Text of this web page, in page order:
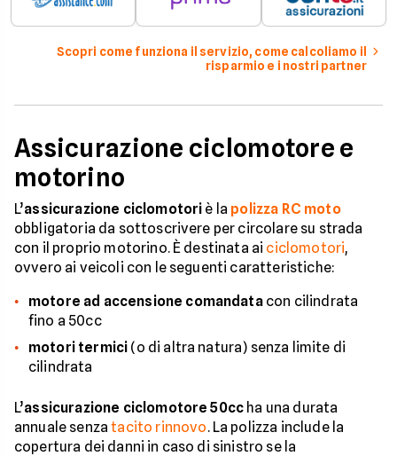
Scopri come funziona il servizio, come calcoliamo il
risparmio e i nostri partner
Assicurazione ciclomotore e
motorino
L’assicurazione ciclomotori è la polizza RC moto
obbligatoria da sottoscrivere per circolare su strada
con il proprio motorino. È destinata ai ciclomotori,
ovvero ai veicoli con le seguenti caratteristiche:
motore ad accensione comandatacon cilindrata
fino a 50cc
motori termici (o di altra natura) senza limite di
cilindrata
L’assicurazione ciclomotore 50cc ha una durata
annuale senzatacito rinnovo. La polizza include la
copertura dei danni in caso di sinistro se la